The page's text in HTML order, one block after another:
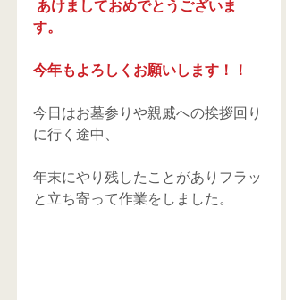
す。
今年もよろしくお願いします！！
今日はお墓参りや親戚への挨拶回り
に行く途中、
年末にやり残したことがありフラッ
と立ち寄って作業をしました。